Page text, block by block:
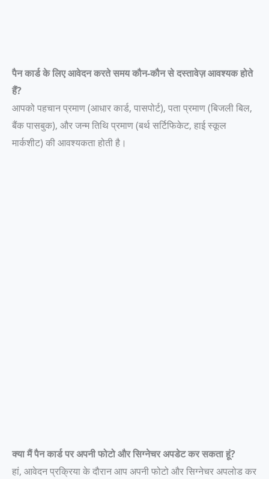
पैन कार्ड के लिए आवेदन करते समय कौन-कौन से दस्तावेज़ आवश्यक होते
हैं?
आपको पहचान प्रमाण (आधार कार्ड, पासपोर्ट), पता प्रमाण (बिजली बिल,
बैंक पासबुक), और जन्म तिथि प्रमाण (बर्थ सर्टिफिकेट, हाई स्कूल
मार्कशीट) की आवश्यकता होती है।
क्या मैं पैन कार्ड पर अपनी फोटो और सिग्नेचर अपडेट कर सकता हूं?
हां, आवेदन प्रक्रिया के दौरान आप अपनी फोटो और सिग्नेचर अपलोड कर